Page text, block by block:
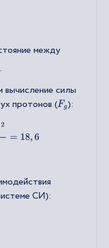
между
.
силы
протонов (Fg):
2
СИ):